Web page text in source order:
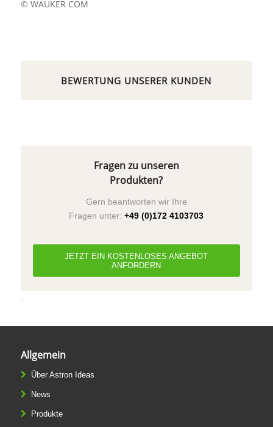
© WAUKER COM
BEWERTUNG UNSERER KUNDEN
Fragen zu unseren
Produkten?
Gern beantworten wir Ihre
Fragen unter:+49 (0)172 4103703
JETZT EIN KOSTENLOSES ANGEBOT
ANFORDERN
Allgemein
Über Astron Ideas
News
Produkte